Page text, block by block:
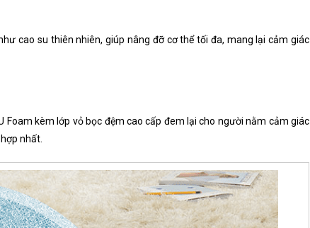
cao su thiên nhiên, giúp nâng đỡ cơ thể tối đa, mang lại cảm giác
kèm lớp vỏ bọc đệm cao cấp đem lại cho người nằm cảm giác
nhất.